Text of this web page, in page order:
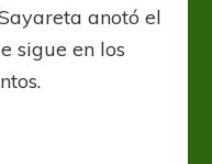
anotó el
sigue en los